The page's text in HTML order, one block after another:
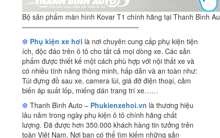
Bộ sản phẩm màn hình Kovar T1 chính hãng tại Thanh Bình
—————————————————
❆ Phụ kiện xe hơi là nơi chuyên cung cấp phụ kiện tiện
ích, độc đáo trên ô tô cho tất cả mọi dòng xe. Các sản
phẩm được thiết kế một cách phù hợp với nội thất xe và
có nhiều tính năng thông minh, hấp dẫn và an toàn như:
Túi đựng đồ sau xe, camera lùi, giá đỡ điện thoại, cảm
biến áp suất lốp, miếng dán trang trí xe……
❆ Thanh Bình Auto – Phukienxehoi.vn là thương hiệu
lâu năm trong ngày phụ kiện ô tô chính hãng chất
lượng. Đã được hơn 350.000 khách hàng tin tưởng trên
toàn Việt Nam. Nơi bạn có thể tìm kiếm những sản